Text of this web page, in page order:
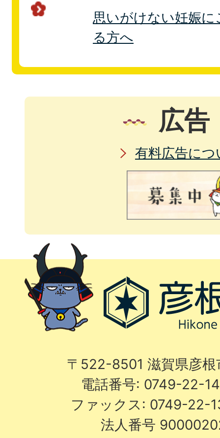
思いがけない妊娠
る方へ
広告
有料広告につ
〒522-8501 滋賀県彦
電話番号: 0749-22-
ファックス: 0749-22-
法人番号